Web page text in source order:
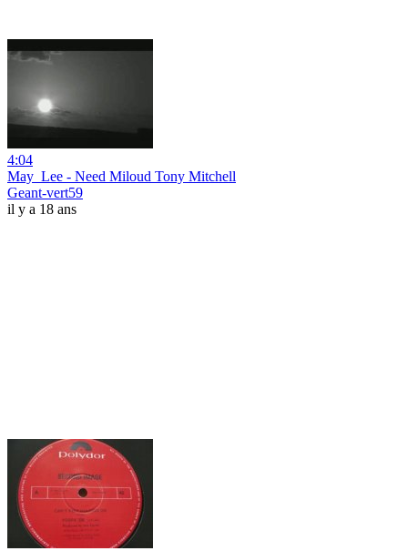
4:04
May_Lee - Need Miloud Tony Mitchell
Geant-vert59
il y a 18 ans